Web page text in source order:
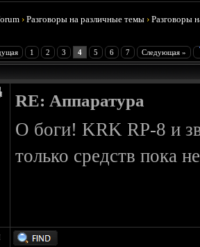
›Разговоры на различные темы ›Разговоры
1 2 3 4 5 6 7 Следующая »
RE: Аппаратура
О боги! KRK RP-8 и
только средств пока